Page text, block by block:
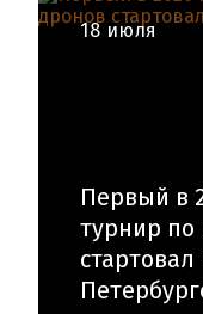
18 июля
Первый в
турнир по